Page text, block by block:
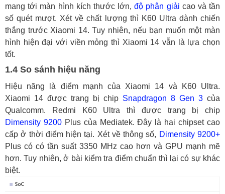
mang tới màn hình kích thước lớn,độ phân giải cao và tần
số quét mượt. Xét về chất lượng thì K60 Ultra dành chiến
thắng trước Xiaomi 14. Tuy nhiên, nếu bạn muốn một màn
hình hiện đại với viền mỏng thì Xiaomi 14 vẫn là lựa chọn
tốt.
1.4 So sánh hiệu năng
Hiệu năng là điểm mạnh của Xiaomi 14 và K60 Ultra.
Xiaomi 14 được trang bị chip Snapdragon 8 Gen 3 của
Qualcomm. Redmi K60 Ultra thì được trang bị chip
Dimensity 9200Plus của Mediatek. Đây là hai chipset cao
cấp ở thời điểm hiện tại. Xét về thông số, Dimensity 9200+
Plus có có tần suất 3350 MHz cao hơn và GPU mạnh mẽ
hơn. Tuy nhiên, ở bài kiểm tra điểm chuẩn thì lại có sự khác
biệt.